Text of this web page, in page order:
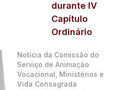
durante IV
Capítulo
Ordinário
Notícia da Comissão do
Serviço de Animação
Vocacional, Ministérios e
Vida Consagrada